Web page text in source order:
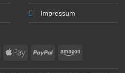
Impressum
Revolut Apple
PayPal